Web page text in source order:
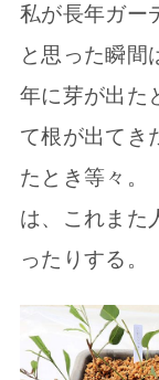
私が長年ガー
と思った瞬間
年に芽が出た
て根が出てき
たとき等々。
は、これまた
ったりする。